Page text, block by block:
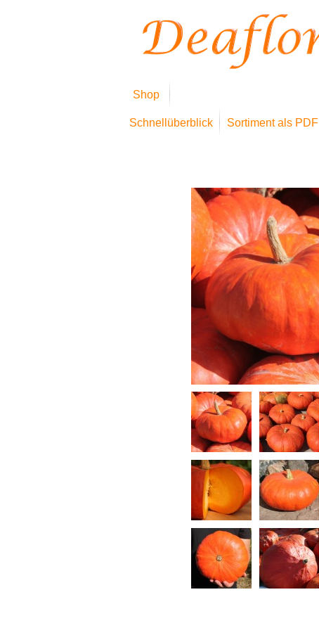
Shop
Schnellüberblick Sortiment als PDF